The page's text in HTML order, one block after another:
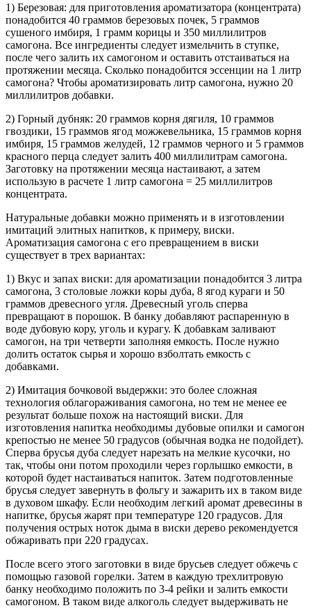
1) Березовая: для приготовления ароматизатора (концентрата)
понадобится 40 граммов березовых почек, 5 граммов
сушеного имбиря, 1 грамм корицы и 350 миллилитров
самогона. Все ингредиенты следует измельчить в ступке,
после чего залить их самогоном и оставить отстаиваться на
протяжении месяца. Сколько понадобится эссенции на 1 литр
самогона? Чтобы ароматизировать литр самогона, нужно 20
миллилитров добавки.
2) Горный дубняк: 20 граммов корня дягиля, 10 граммов
гвоздики, 15 граммов ягод можжевельника, 15 граммов корня
имбиря, 15 граммов желудей, 12 граммов черного и 5 граммов
красного перца следует залить 400 миллилитрам самогона.
Заготовку на протяжении месяца настаивают, а затем
использую в расчете 1 литр самогона = 25 миллилитров
концентрата.
Натуральные добавки можно применять и в изготовлении
имитаций элитных напитков, к примеру, виски.
Ароматизация самогона с его превращением в виски
существует в трех вариантах:
1) Вкус и запах виски: для ароматизации понадобится 3 литра
самогона, 3 столовые ложки коры дуба, 8 ягод кураги и 50
граммов древесного угля. Древесный уголь сперва
превращают в порошок. В банку добавляют распаренную в
воде дубовую кору, уголь и курагу. К добавкам заливают
самогон, на три четверти заполняя емкость. После нужно
долить остаток сырья и хорошо взболтать емкость с
добавками.
2) Имитация бочковой выдержки: это более сложная
технология облагораживания самогона, но тем не менее ее
результат больше похож на настоящий виски. Для
изготовления напитка необходимы дубовые опилки и самогон
крепостью не менее 50 градусов (обычная водка не подойдет).
Сперва брусья дуба следует нарезать на мелкие кусочки, но
так, чтобы они потом проходили через горлышко емкости, в
которой будет настаиваться напиток. Затем подготовленные
брусья следует завернуть в фольгу и зажарить их в таком виде
в духовом шкафу. Если необходим легкий аромат древесины в
напитке, брусья жарят при температуре 120 градусов. Для
получения острых ноток дыма в виски дерево рекомендуется
обжаривать при 220 градусах.
После всего этого заготовки в виде брусьев следует обжечь с
помощью газовой горелки. Затем в каждую трехлитровую
банку необходимо положить по 3-4 рейки и залить емкости
самогоном. В таком виде алкоголь следует выдерживать не